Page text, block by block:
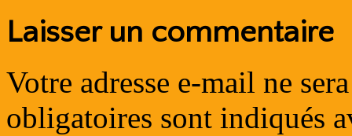
Laisser un commentaire
Votre adresse e-mail ne
obligatoires sont indiqués